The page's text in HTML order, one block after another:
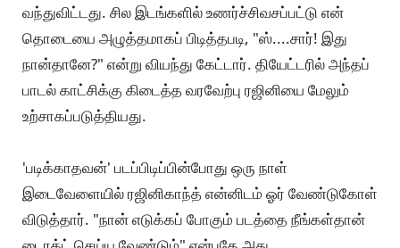
வந்துவிட்டது. சில இடங்களில் உணர்ச்சிவசப்பட்டு என்
தொடையை அழுத்தமாகப் பிடித்தபடி, "ஸ்....சார்! இது
நான்தானே?" என்று வியந்து கேட்டார். தியேட்டரில் அந்தப்
பாடல் காட்சிக்கு கிடைத்த வரவேற்பு ரஜினியை மேலும்
உற்சாகப்படுத்தியது.
'படிக்காதவன்' படப்பிடிப்பின்போது ஒரு நாள்
இடைவேளையில் ரஜினிகாந்த் என்னிடம் ஓர் வேண்டுகோள்
விடுத்தார். "நான் எடுக்கப் போகும் படத்தை நீங்கள்தான்